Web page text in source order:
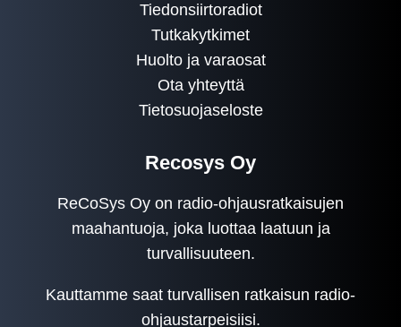
Tiedonsiirtoradiot
Tutkakytkimet
Huolto ja varaosat
Ota yhteyttä
Tietosuojaseloste
Recosys Oy
ReCoSys Oy on radio-ohjausratkaisujen
maahantuoja, joka luottaa laatuun ja
turvallisuuteen.
Kauttamme saat turvallisen ratkaisun radio-
ohjaustarpeisiisi.